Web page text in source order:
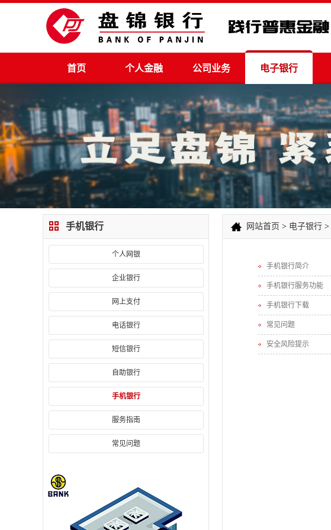
首页 个人金融 公司业务 电子银行
手机银行
个人网银
企业银行
网上支付
电话银行
短信银行
自助银行
手机银行
服务指南
常见问题
网站首页 > 电子银行 >
手机银行简介
手机银行服务功能
手机银行下载
常见问题
安全风险提示